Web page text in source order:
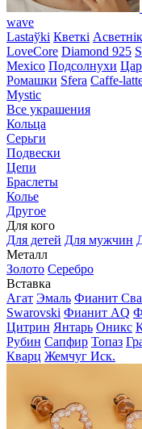
wave
Lastaўki Кветкі Асветнiк
LoveCore Diamond 925
Mexico Подсолнухи
Ромашки Sfera Caffe-
Mystic
Все украшения
Кольца
Серьги
Подвески
Цепи
Браслеты
Колье
Другое
Для кого
Для детей Для мужчин
Металл
Золото Серебро
Вставка
Агат Эмаль Фианит
Swarovski Фианит AQ
Цитрин Янтарь Оникс
Рубин Сапфир Топаз
Кварц Жемчуг Иск.